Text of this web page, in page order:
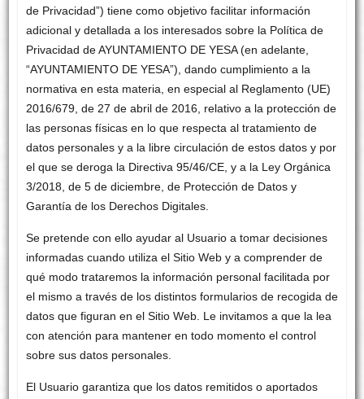
de Privacidad”) tiene como objetivo facilitar información
adicional y detallada a los interesados sobre la Política de
Privacidad de AYUNTAMIENTO DE YESA (en adelante,
“AYUNTAMIENTO DE YESA”), dando cumplimiento a la
normativa en esta materia, en especial al Reglamento (UE)
2016/679, de 27 de abril de 2016, relativo a la protección de
las personas físicas en lo que respecta al tratamiento de
datos personales y a la libre circulación de estos datos y por
el que se deroga la Directiva 95/46/CE, y a la Ley Orgánica
3/2018, de 5 de diciembre, de Protección de Datos y
Garantía de los Derechos Digitales.
Se pretende con ello ayudar al Usuario a tomar decisiones
informadas cuando utiliza el Sitio Web y a comprender de
qué modo trataremos la información personal facilitada por
el mismo a través de los distintos formularios de recogida de
datos que figuran en el Sitio Web. Le invitamos a que la lea
con atención para mantener en todo momento el control
sobre sus datos personales.
El Usuario garantiza que los datos remitidos o aportados